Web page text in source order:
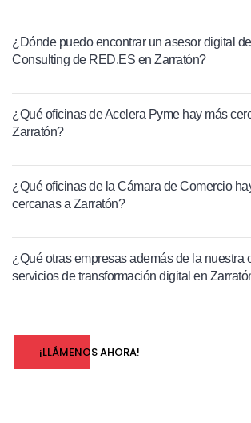
¿Dónde puedo encontrar un asesor digital
Consulting de RED.ES en Zarratón?
¿Qué oficinas de Acelera Pyme hay más
Zarratón?
¿Qué oficinas de la Cámara de Comercio
cercanas a Zarratón?
¿Qué otras empresas además de la nuestra
servicios de transformación digital en
¡LLÁMENOS AHORA!